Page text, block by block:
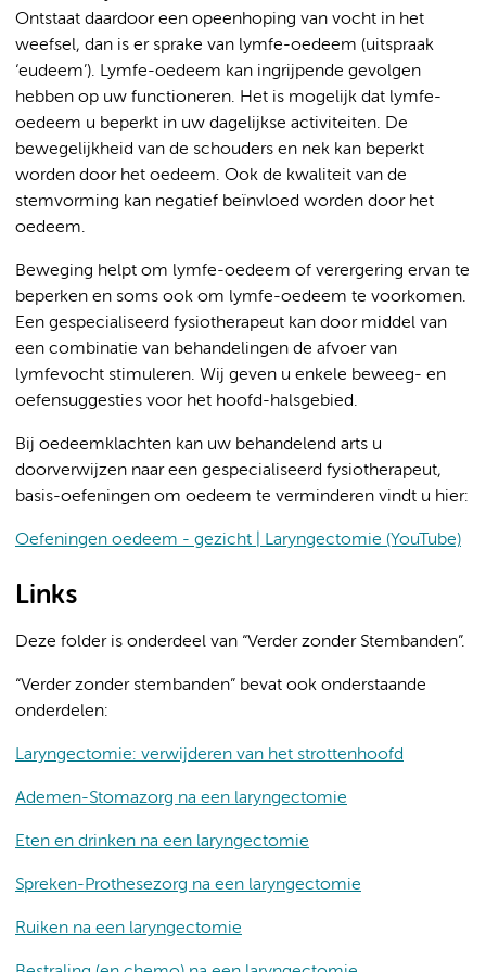
Ontstaat daardoor een opeenhoping van vocht in het
weefsel, dan is er sprake van lymfe-oedeem (uitspraak
‘eudeem’). Lymfe-oedeem kan ingrijpende gevolgen
hebben op uw functioneren. Het is mogelijk dat lymfe-
oedeem u beperkt in uw dagelijkse activiteiten. De
bewegelijkheid van de schouders en nek kan beperkt
worden door het oedeem. Ook de kwaliteit van de
stemvorming kan negatief beïnvloed worden door het
oedeem.
Beweging helpt om lymfe-oedeem of verergering ervan te
beperken en soms ook om lymfe-oedeem te voorkomen.
Een gespecialiseerd fysiotherapeut kan door middel van
een combinatie van behandelingen de afvoer van
lymfevocht stimuleren. Wij geven u enkele beweeg- en
oefensuggesties voor het hoofd-halsgebied.
Bij oedeemklachten kan uw behandelend arts u
doorverwijzen naar een gespecialiseerd fysiotherapeut,
basis-oefeningen om oedeem te verminderen vindt u hier:
Oefeningen oedeem - gezicht | Laryngectomie (YouTube)
Links
Deze folder is onderdeel van “Verder zonder Stembanden”.
“Verder zonder stembanden” bevat ook onderstaande
onderdelen:
Laryngectomie: verwijderen van het strottenhoofd
Ademen-Stomazorg na een laryngectomie
Eten en drinken na een laryngectomie
Spreken-Prothesezorg na een laryngectomie
Ruiken na een laryngectomie